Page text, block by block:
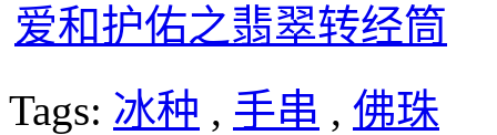
爱和护佑之翡翠转经筒
Tags: 冰种 , 手串 , 佛珠